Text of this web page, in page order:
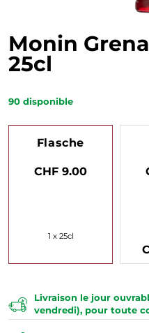
Monin
25cl
90 disponible
Flasche
CHF 9.00
1 x 25cl
Livraison le jour
vendredi), pour toute